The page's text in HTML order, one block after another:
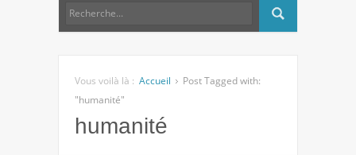
Vous voilà là : Accueil
Post Tagged with:
"humanité"
humanité